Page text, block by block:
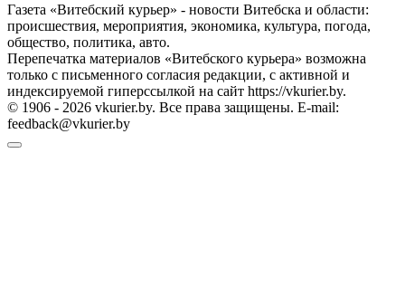
Газета «Витебский курьер» - новости Витебска и области:
происшествия, мероприятия, экономика, культура, погода,
общество, политика, авто.
Перепечатка материалов «Витебского курьера» возможна
только с письменного согласия редакции, с активной и
индексируемой гиперссылкой на сайт https://vkurier.by.
© 1906 - 2026 vkurier.by. Все права защищены. E-mail:
feedback@vkurier.by